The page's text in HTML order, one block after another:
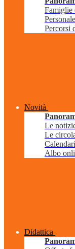
Famiglie
Percorsi
Novità
Le
Le
Albo
Didattica